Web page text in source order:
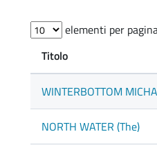
elementi per
Titolo
WINTERBOTTOM
NORTH WATER (The)